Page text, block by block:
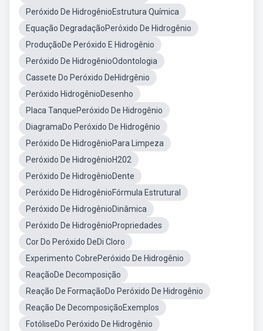
Peróxido De HidrogênioEstrutura Química
Equação DegradaçãoPeróxido De Hidrogênio
ProduçãoDe Peróxido E Hidrogênio
Peróxido De HidrogênioOdontologia
Cassete Do Peróxido DeHidrgênio
Peróxido HidrogênioDesenho
Placa TanquePeróxido De Hidrogênio
DiagramaDo Peróxido De Hidrogênio
Peróxido De HidrogênioPara Limpeza
Peróxido De HidrogênioH202
Peróxido De HidrogênioDente
Peróxido De HidrogênioFórmula Estrutural
Peróxido De HidrogênioDinâmica
Peróxido De HidrogênioPropriedades
Cor Do Peróxido DeDi Cloro
Experimento CobrePeróxido De Hidrogênio
ReaçãoDe Decomposição
Reação De FormaçãoDo Peróxido De Hidrogênio
Reação De DecomposiçãoExemplos
FotóliseDo Peróxido De Hidrogênio